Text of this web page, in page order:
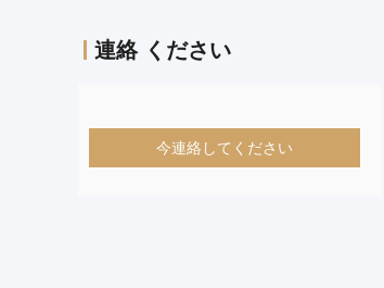
連絡 ください
今連絡してください